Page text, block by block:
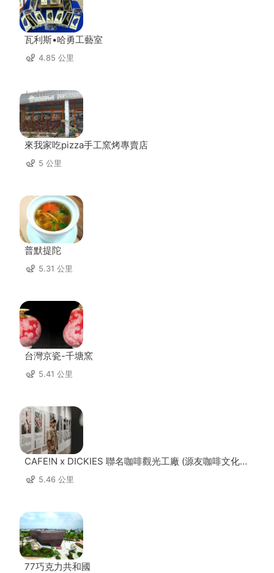
瓦利斯•哈勇工藝室
4.85 公里
來我家吃pizza手工窯烤專賣店
5 公里
普默提陀
5.31 公里
台灣京瓷-千塘窯
5.41 公里
CAFE!N x DICKIES 聯名咖啡觀光工廠 (源友咖啡文化園
區) 5.46 公里
77巧克力共和國